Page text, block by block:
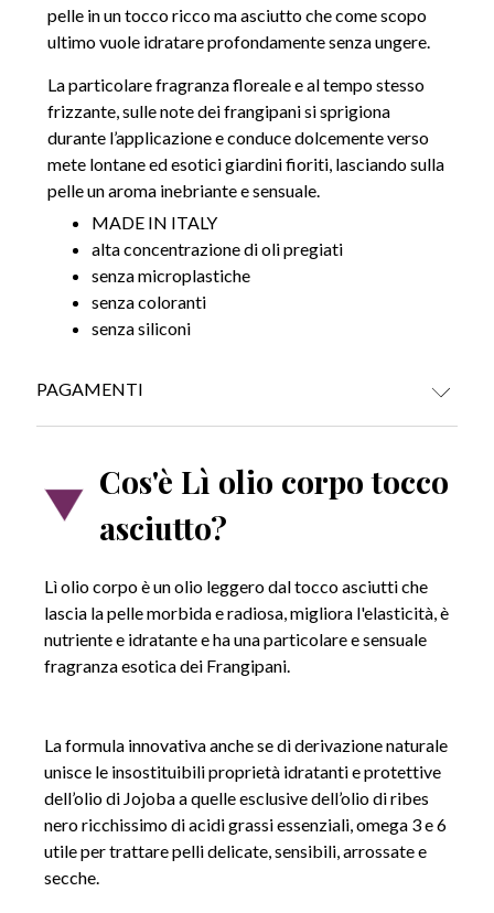
pelle in un tocco ricco ma asciutto che come scopo
ultimo vuole idratare profondamente senza ungere.
La particolare fragranza floreale e al tempo stesso
frizzante, sulle note dei frangipani si sprigiona
durante l’applicazione e conduce dolcemente verso
mete lontane ed esotici giardini fioriti, lasciando sulla
pelle un aroma inebriante e sensuale.
MADE IN ITALY
alta concentrazione di oli pregiati
senza microplastiche
senza coloranti
senza siliconi
PAGAMENTI
rate (60-5.000 €))
BONIFICO BANCARIO
Cos'è Lì olio corpo tocco
asciutto?
Lì olio corpo è un olio leggero dal tocco asciutti che
lascia la pelle morbida e radiosa, migliora l'elasticità, è
nutriente e idratante e ha una particolare e sensuale
fragranza esotica dei Frangipani.
La formula innovativa anche se di derivazione naturale
unisce le insostituibili proprietà idratanti e protettive
dell’olio di Jojoba a quelle esclusive dell’olio di ribes
nero ricchissimo di acidi grassi essenziali, omega 3 e 6
utile per trattare pelli delicate, sensibili, arrossate e
secche.